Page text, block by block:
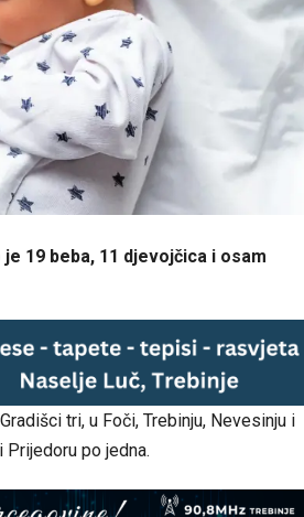
19 beba, 11 djevojčica i osam
tri, u Foči, Trebinju, Nevesinju i
Prijedoru po jedna.